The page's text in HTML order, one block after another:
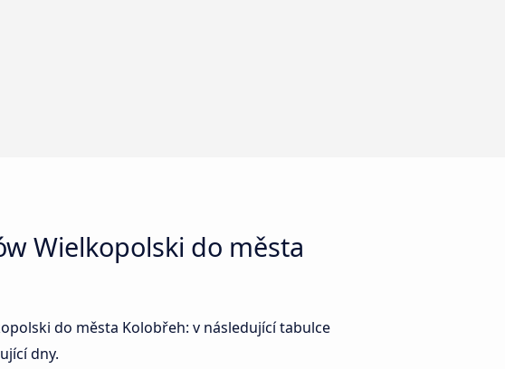
Wielkopolski do města
do města Kolobřeh: v následující tabulce
dny.